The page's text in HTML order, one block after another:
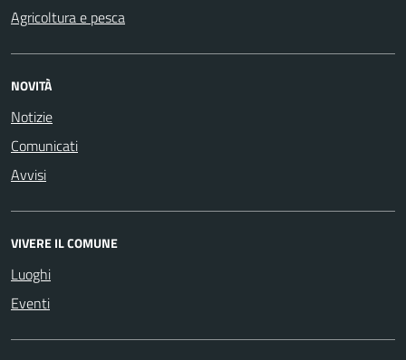
Agricoltura e pesca
NOVITÀ
Notizie
Comunicati
Avvisi
VIVERE IL COMUNE
Luoghi
Eventi